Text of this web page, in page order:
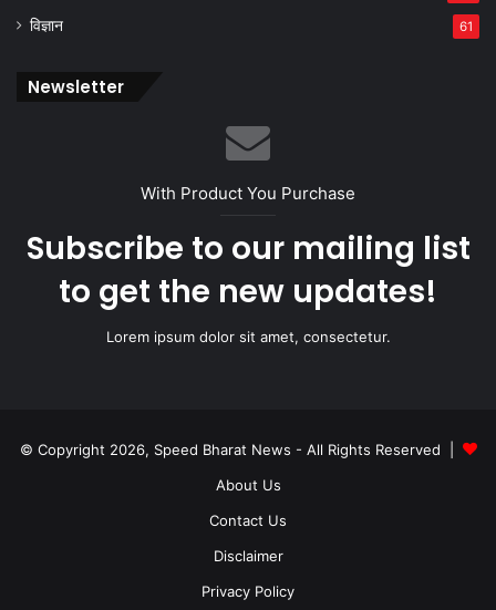
विज्ञान 61
Newsletter
With Product You Purchase
Subscribe to our mailing list
to get the new updates!
Lorem ipsum dolor sit amet, consectetur.
© Copyright 2026, Speed Bharat News - All Rights Reserved |
About Us
Contact Us
Disclaimer
Privacy Policy